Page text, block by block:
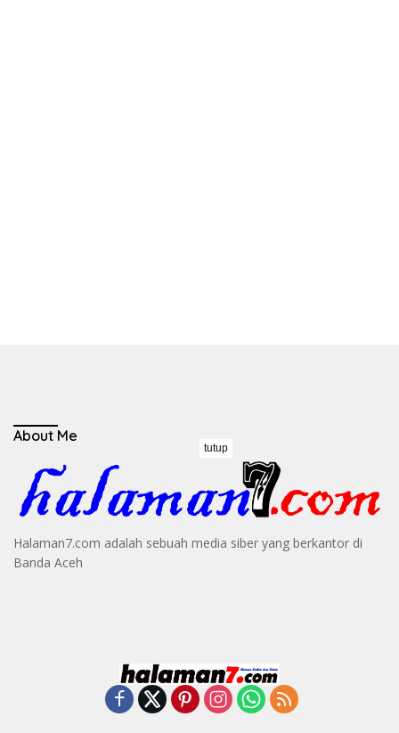
About Me
Halaman7.com adalah sebuah media siber yang berkantor di
Banda Aceh
tutup